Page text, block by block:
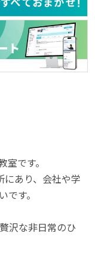
です。
あり、会社や学
す。
沢な非日常のひ